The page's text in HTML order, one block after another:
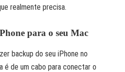
realmente precisa.
para o seu Mac
backup do seu iPhone no
é de um cabo para conectar o